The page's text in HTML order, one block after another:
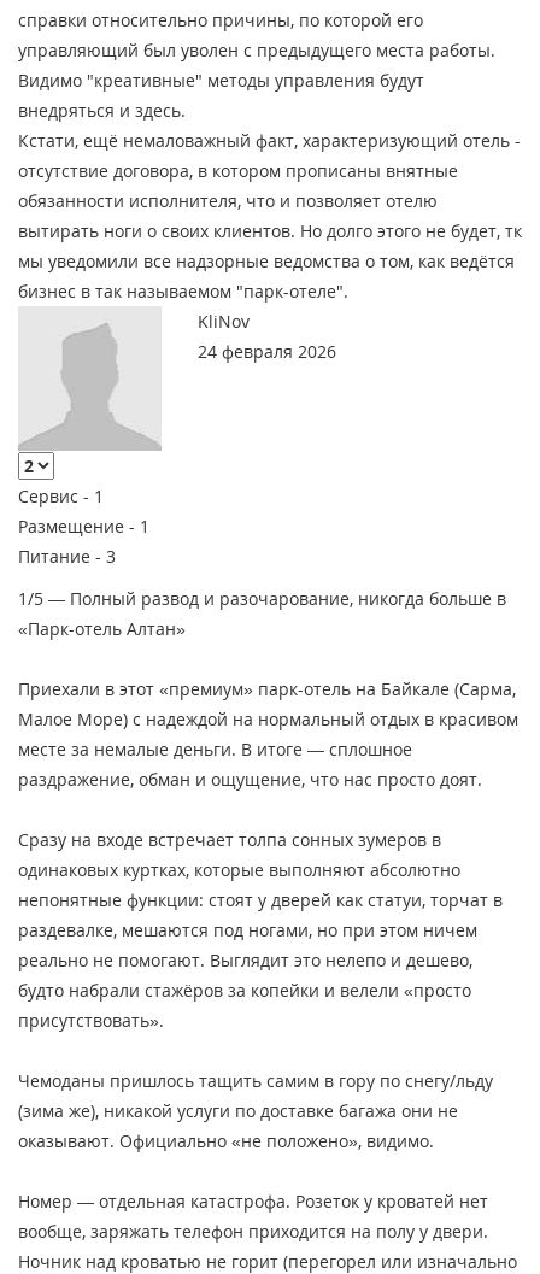
справки относительно причины, по которой его
управляющий был уволен с предыдущего места работы.
Видимо "креативные" методы управления будут
внедряться и здесь.
Кстати, ещё немаловажный факт, характеризующий отель -
отсутствие договора, в котором прописаны внятные
обязанности исполнителя, что и позволяет отелю
вытирать ноги о своих клиентов. Но долго этого не будет, тк
мы уведомили все надзорные ведомства о том, как ведётся
бизнес в так называемом "парк-отеле".
KliNov
24 февраля 2026
Сервис - 1
Размещение - 1
Питание - 3
1/5 — Полный развод и разочарование, никогда больше в
«Парк-отель Алтан»
Приехали в этот «премиум» парк-отель на Байкале (Сарма,
Малое Море) с надеждой на нормальный отдых в красивом
месте за немалые деньги. В итоге — сплошное
раздражение, обман и ощущение, что нас просто доят.
Сразу на входе встречает толпа сонных зумеров в
одинаковых куртках, которые выполняют абсолютно
непонятные функции: стоят у дверей как статуи, торчат в
раздевалке, мешаются под ногами, но при этом ничем
реально не помогают. Выглядит это нелепо и дешево,
будто набрали стажёров за копейки и велели «просто
присутствовать».
Чемоданы пришлось тащить самим в гору по снегу/льду
(зима же), никакой услуги по доставке багажа они не
оказывают. Официально «не положено», видимо.
Номер — отдельная катастрофа. Розеток у кроватей нет
вообще, заряжать телефон приходится на полу у двери.
Ночник над кроватью не горит (перегорел или изначально